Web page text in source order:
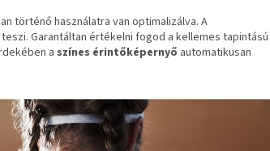
történő használatra van optimalizálva. A
Garantáltan értékelni fogod a kellemes tapintású
a színes érintőképernyő automatikusan